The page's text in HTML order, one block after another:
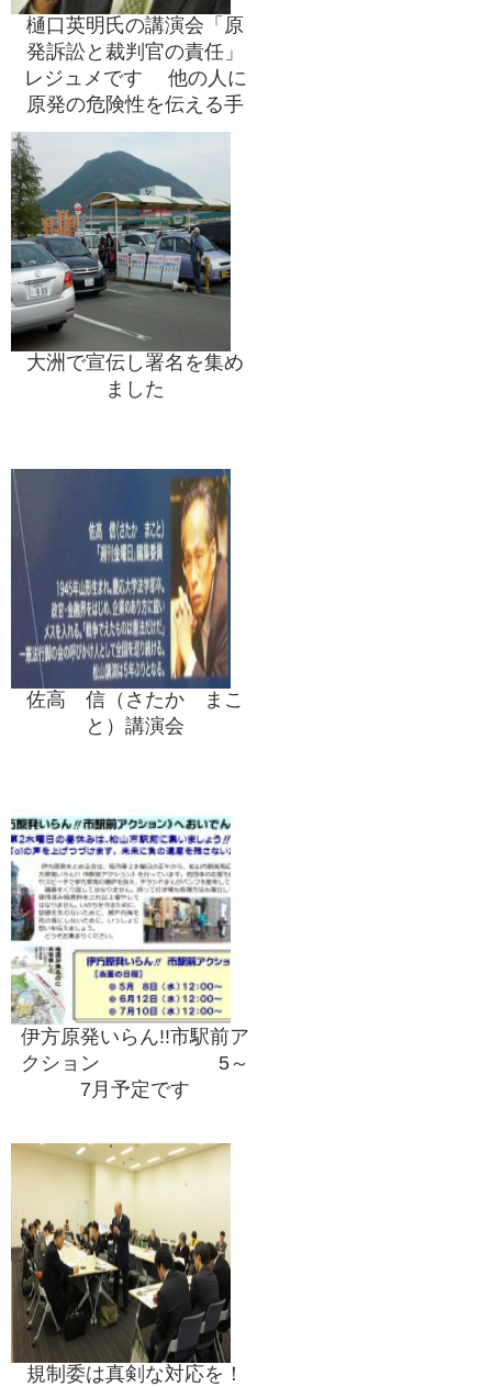
樋口英明氏の講演会「原
発訴訟と裁判官の責任」
レジュメです 他の人に
原発の危険性を伝える手
段としてご活用を！！
大洲で宣伝し署名を集め
ました
佐高 信（さたか まこ
と）講演会
伊方原発いらん!!市駅前ア
クション 5～
7月予定です
規制委は真剣な対応を！